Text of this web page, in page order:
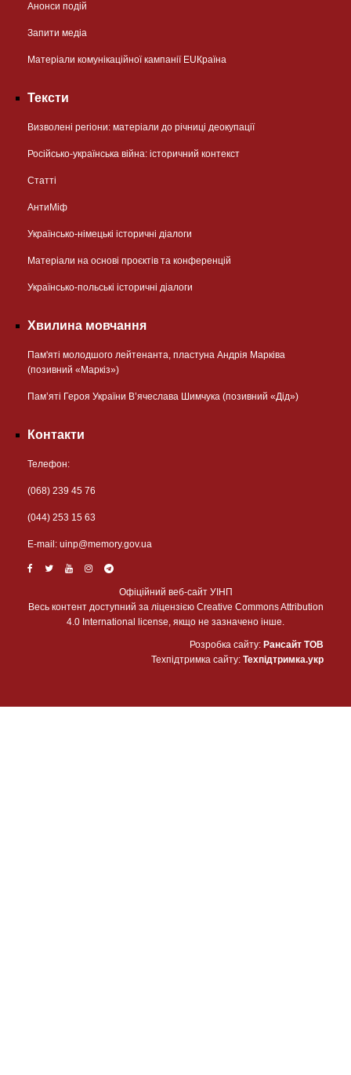
Анонси подій
Запити медіа
Матеріали комунікаційної кампанії EUКраїна
Тексти
Визволені регіони: матеріали до річниці деокупації
Російсько-українська війна: історичний контекст
Статті
АнтиМіф
Українсько-німецькі історичні діалоги
Матеріали на основі проєктів та конференцій
Українсько-польські історичні діалоги
Хвилина мовчання
Пам'яті молодшого лейтенанта, пластуна Андрія Марківа
(позивний «Маркіз»)
Пам’яті Героя України В’ячеслава Шимчука (позивний «Дід»)
Контакти
Телефон:
(068) 239 45 76
(044) 253 15 63
Е-mail: uinp@memory.gov.ua
Офіційний веб-сайт УІНП
Весь контент доступний за ліцензією Creative Commons Attribution
4.0 International license, якщо не зазначено інше.
Розробка сайту: Рансайт ТОВ
Техпідтримка сайту: Техпідтримка.укр